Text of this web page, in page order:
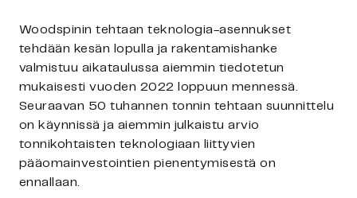
Woodspinin tehtaan teknologia-asennukset
tehdään kesän lopulla ja rakentamishanke
valmistuu aikataulussa aiemmin tiedotetun
mukaisesti vuoden 2022 loppuun mennessä.
Seuraavan 50 tuhannen tonnin tehtaan suunnittelu
on käynnissä ja aiemmin julkaistu arvio
tonnikohtaisten teknologiaan liittyvien
pääomainvestointien pienentymisestä on
ennallaan.